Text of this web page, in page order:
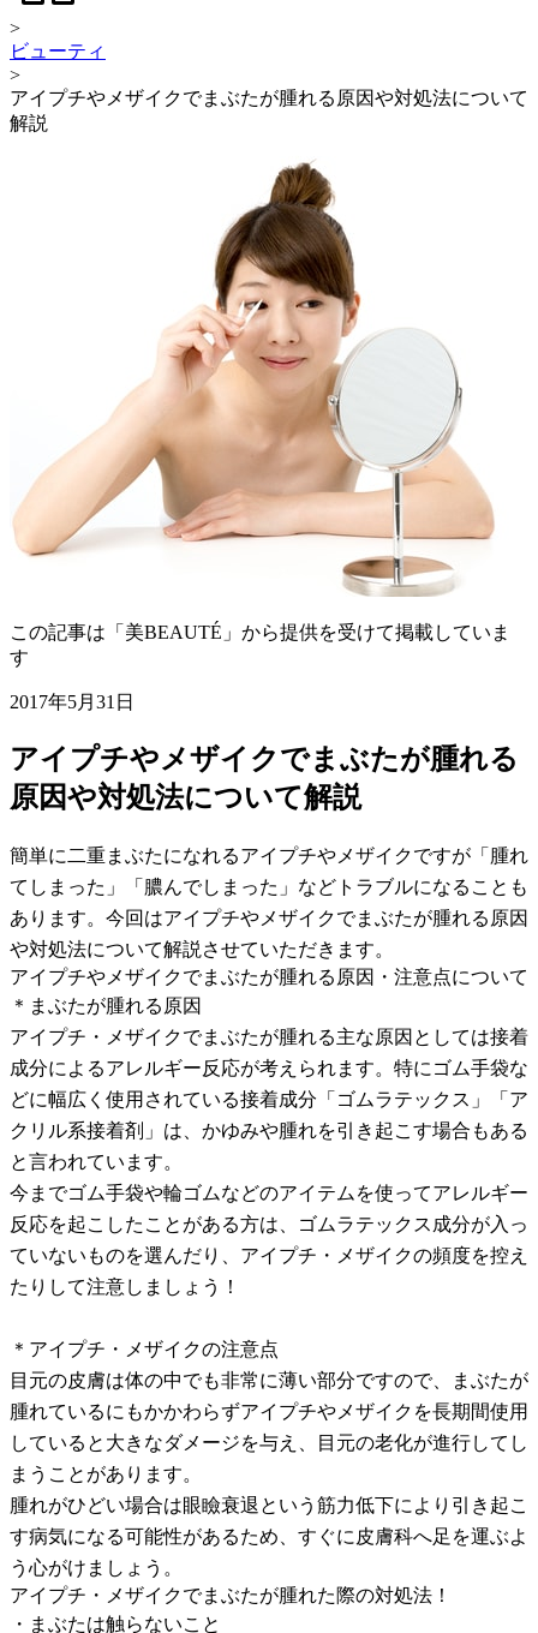
>
ビューティ
>
アイプチやメザイクでまぶたが腫れる原因や対処法について
解説
この記事は「美BEAUTÉ」から提供を受けて掲載していま
す
2017年5月31日
アイプチやメザイクでまぶたが腫れる
原因や対処法について解説
簡単に二重まぶたになれるアイプチやメザイクですが「腫れ
てしまった」「膿んでしまった」などトラブルになることも
あります。今回はアイプチやメザイクでまぶたが腫れる原因
や対処法について解説させていただきます。
アイプチやメザイクでまぶたが腫れる原因・注意点について
＊まぶたが腫れる原因
アイプチ・メザイクでまぶたが腫れる主な原因としては接着
成分によるアレルギー反応が考えられます。特にゴム手袋な
どに幅広く使用されている接着成分「ゴムラテックス」「ア
クリル系接着剤」は、かゆみや腫れを引き起こす場合もある
と言われています。
今までゴム手袋や輪ゴムなどのアイテムを使ってアレルギー
反応を起こしたことがある方は、ゴムラテックス成分が入っ
ていないものを選んだり、アイプチ・メザイクの頻度を控え
たりして注意しましょう！
＊アイプチ・メザイクの注意点
目元の皮膚は体の中でも非常に薄い部分ですので、まぶたが
腫れているにもかかわらずアイプチやメザイクを長期間使用
していると大きなダメージを与え、目元の老化が進行してし
まうことがあります。
腫れがひどい場合は眼瞼衰退という筋力低下により引き起こ
す病気になる可能性があるため、すぐに皮膚科へ足を運ぶよ
う心がけましょう。
アイプチ・メザイクでまぶたが腫れた際の対処法！
・まぶたは触らないこと